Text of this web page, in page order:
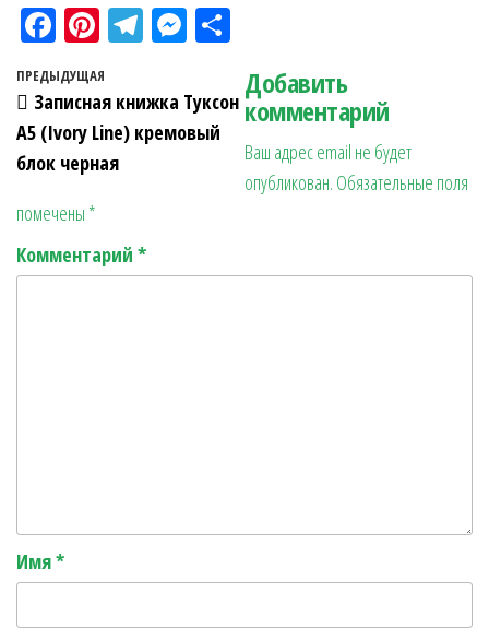
Fa
ce
bo
ok
Pi
nt
er
es
t
Te
gr
a
M
se
n
ра
в
ит
ь
Навигация по записям
Предыдущая запись
ПРЕДЫДУЩАЯ
Записная книжка Туксон
А5 (Ivory Line) кремовый
блок черная
Добавить
комментарий
Ваш адрес email не будет
опубликован. Обязательные поля
помечены *
Комментарий *
Имя*